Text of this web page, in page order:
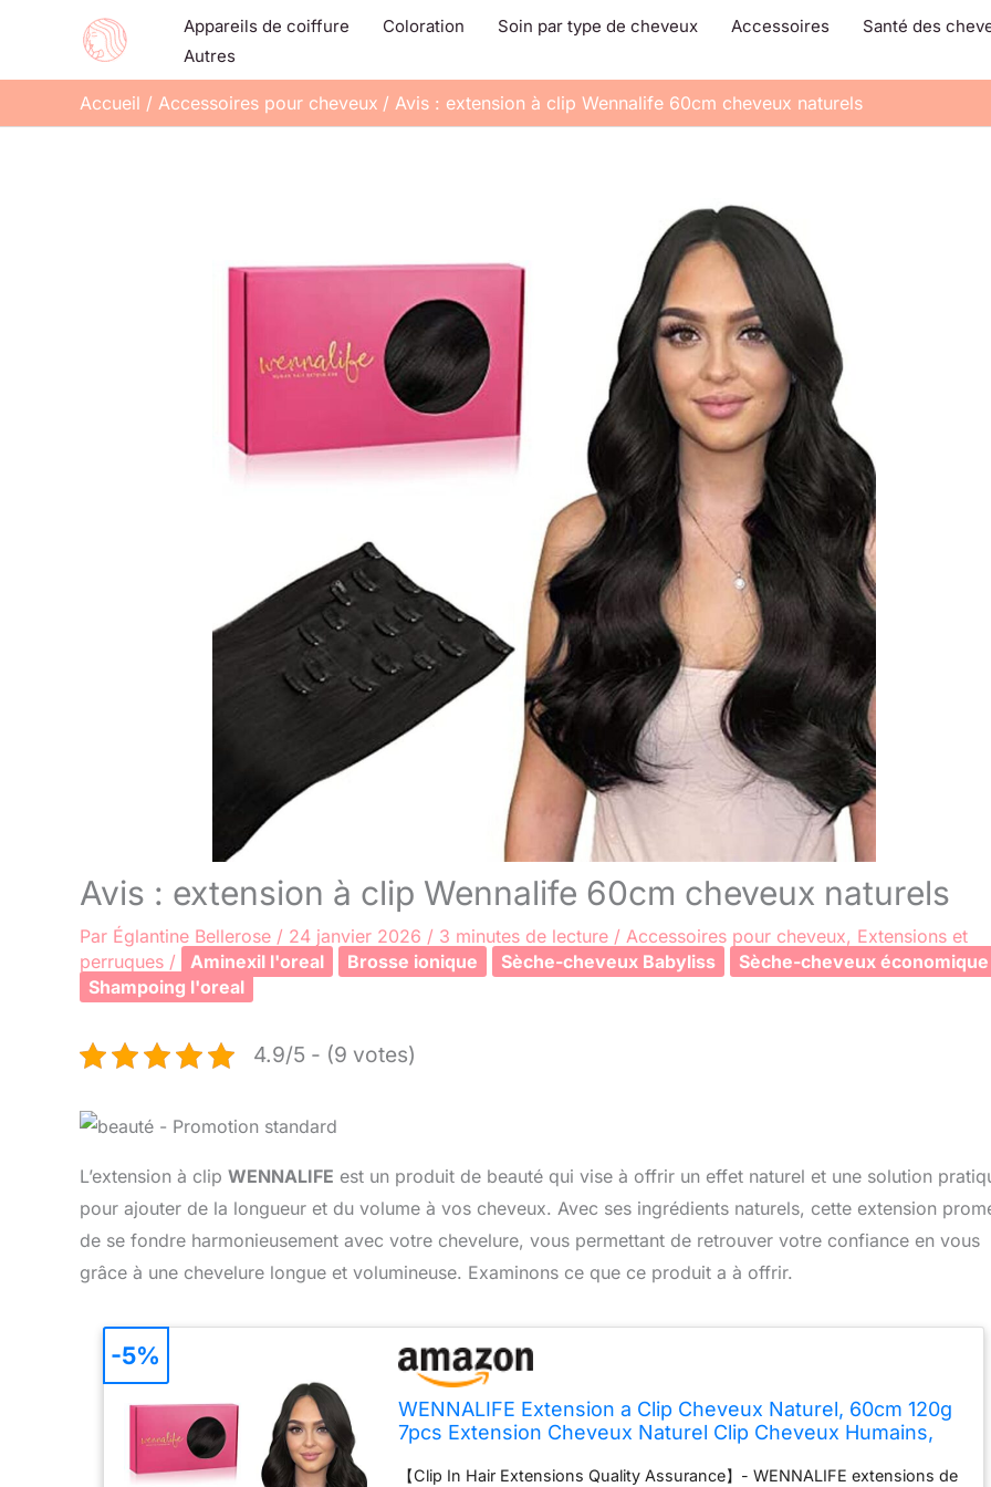
contenu
Appareils de coiffure Coloration Soin par type de cheveux Accessoires
Santé des
Autres
Accueil Accessoires pour cheveux Avis : extension à clip Wennalife 60cm cheveux naturels
Avis : extension à clip Wennalife 60cm cheveux naturels
Par Églantine Bellerose / 24 janvier 2026 / 3 minutes de lecture / Accessoires pour cheveux, Extensions et
perruques / Aminexil l'oreal Brosse ionique Sèche-cheveux Babyliss
Sèche-cheveux économique
Shampoing l'oreal
4.9/5 - (9 votes)
L’extension à clip WENNALIFE est un produit de beauté qui vise à offrir un effet naturel et une solution
pour ajouter de la longueur et du volume à vos cheveux. Avec ses ingrédients naturels, cette extension
de se fondre harmonieusement avec votre chevelure, vous permettant de retrouver votre confiance en vous
grâce à une chevelure longue et volumineuse. Examinons ce que ce produit a à offrir.
WENNALIFE Extension a Clip Cheveux Naturel, 60cm 120g
7pcs Extension Cheveux Naturel Clip Cheveux Humains,
【Clip In Hair Extensions Quality Assurance】- WENNALIFE extensions de
-5%